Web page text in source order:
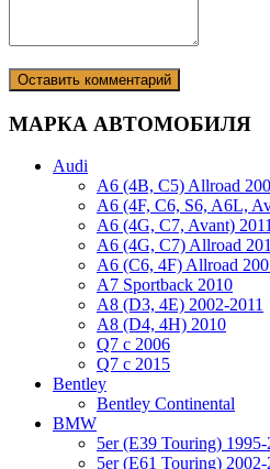
МАРКА АВТОМОБИЛЯ
Audi
A6 (4B, C5) Allroad
A6 (4F, C6, S6, A6L,
A6 (4G, C7, Avant) 2011
A6 (4G, C7) Allroad
A6 (C6, 4F) Allroad
A7 Sportback 2010
A8 (D3, 4E) 2002-2011
A8 (D4, 4H) 2010
Q7 с 2006
Q7 с 2015
Bentley
Bentley Continental
BMW
5er (E39 Touring)
5er (E61 Touring)